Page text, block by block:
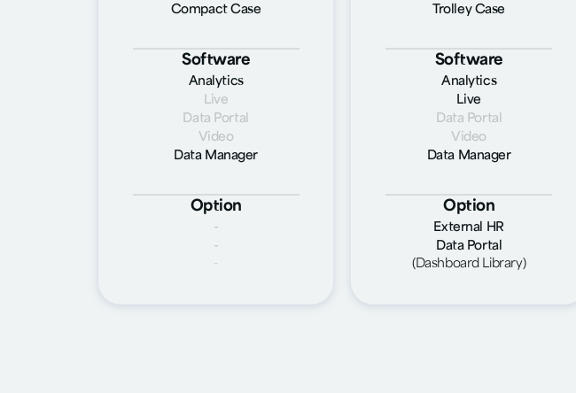
Compact Case
Software
Analytics
Live
Data Portal
Video
Data Manager
Option
-
-
-
Trolley Case
Software
Analytics
Live
Data Portal
Video
Data Manager
Option
External HR
Data Portal
(Dashboard Library)